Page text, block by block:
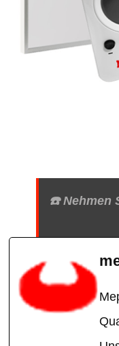
☎️ Nehmen